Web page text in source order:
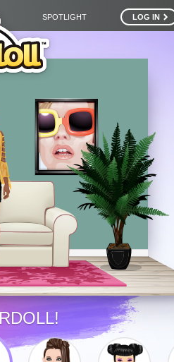
SPOTLIGHT LOG IN